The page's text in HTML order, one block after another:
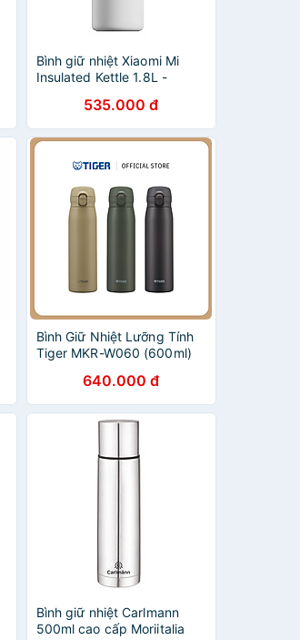
Bình giữ nhiệt Xiaomi Mi
Insulated Kettle 1.8L -
535.000 đ
Bình Giữ Nhiệt Lưỡng Tính
Tiger MKR-W060 (600ml)
640.000 đ
Bình giữ nhiệt Carlmann
500ml cao cấp Moriitalia